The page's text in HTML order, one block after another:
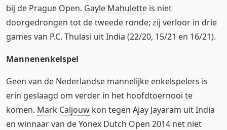
bij de Prague Open. Gayle Mahulette is niet
doorgedrongen tot de tweede ronde; zij verloor in drie
games van P.C. Thulasi uit India (22/20, 15/21 en 16/21).
Mannenenkelspel
Geen van de Nederlandse mannelijke enkelspelers is
erin geslaagd om verder in het hoofdtoernooi te
komen. Mark Caljouw kon tegen Ajay Jayaram uit India
en winnaar van de Yonex Dutch Open 2014 net niet